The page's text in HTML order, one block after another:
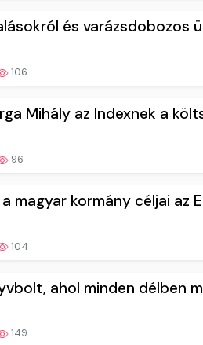
és varázsdobozos
106
Mihály az Indexnek a
96
magyar kormány céljai az
104
ahol minden délben
149